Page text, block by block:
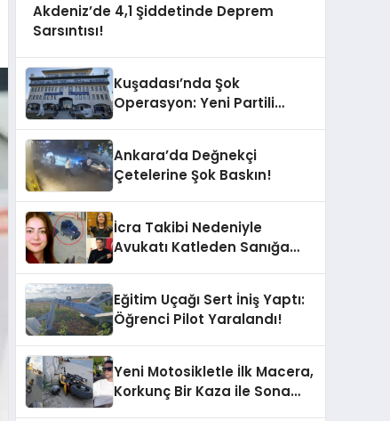
Akdeniz’de 4,1 Şiddetinde Deprem
Sarsıntısı!
Kuşadası’nda Şok
Operasyon: Yeni Partili
Ankara’da Değnekçi
Çetelerine Şok Baskın!
İcra Takibi Nedeniyle
Avukatı Katleden Sanığa
Eğitim Uçağı Sert İniş Yaptı:
Öğrenci Pilot Yaralandı!
Yeni Motosikletle İlk Macera,
Korkunç Bir Kaza ile Sona